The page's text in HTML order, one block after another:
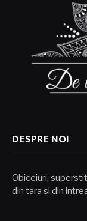
DESPRE NOI
Obiceiuri,
din tara si din